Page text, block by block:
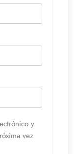
y
vez